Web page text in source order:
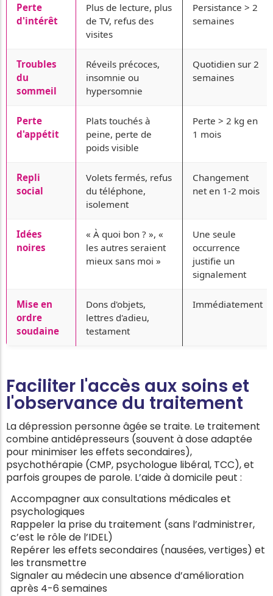
Perte
d'intérêt
Plus de lecture, plus
de TV, refus des
visites
Persistance > 2
semaines
Troubles
du
sommeil
Réveils précoces,
insomnie ou
hypersomnie
Quotidien sur 2
semaines
Perte
d'appétit
Plats touchés à
peine, perte de
poids visible
Perte > 2 kg en
1 mois
Repli
social
Volets fermés, refus
du téléphone,
isolement
Changement
net en 1-2 mois
Idées
noires
« À quoi bon ? », «
les autres seraient
mieux sans moi »
Une seule
occurrence
justifie un
signalement
Mise en
ordre
soudaine
Dons d'objets,
lettres d'adieu,
testament
Immédiatement
Faciliter l'accès aux soins et
l'observance du traitement
La dépression personne âgée se traite. Le traitement
combine antidépresseurs (souvent à dose adaptée
pour minimiser les effets secondaires),
psychothérapie (CMP, psychologue libéral, TCC), et
parfois groupes de parole. L’aide à domicile peut :
Accompagner aux consultations médicales et
psychologiques
Rappeler la prise du traitement (sans l’administrer,
c’est le rôle de l’IDEL)
Repérer les effets secondaires (nausées, vertiges) et
les transmettre
Signaler au médecin une absence d’amélioration
après 4-6 semaines